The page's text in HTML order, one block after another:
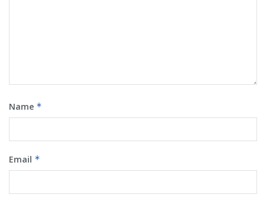
Name *
Email *